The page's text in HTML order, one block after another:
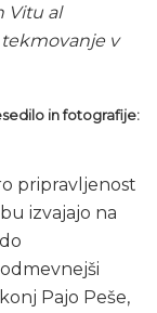
Vitu al
v
in fotografije:
pripravljenost
izvajajo na
Pajo Peše,